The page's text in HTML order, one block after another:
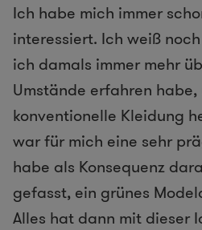
Ich habe mich immer
interessiert. Ich weiß
ich damals immer mehr
Umstände erfahren
konventionelle Kleidung
war für mich eine sehr
habe als Konsequenz
gefasst, ein grünes
Alles hat dann mit dieser